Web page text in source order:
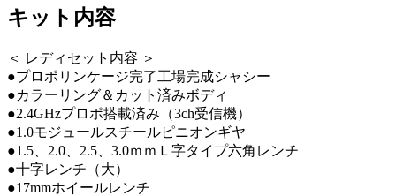
キット内容
＜ レディセット内容 ＞
●プロポリンケージ完了工場完成シャシー
●カラーリング＆カット済みボディ
●2.4GHzプロポ搭載済み（3ch受信機）
●1.0モジュールスチールピニオンギヤ
●1.5、2.0、2.5、3.0ｍｍＬ字タイプ六角レンチ
●十字レンチ（大）
●17mmホイールレンチ